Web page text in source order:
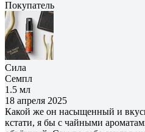
Покупатель
Сила
Семпл
1.5 мл
18 апреля 2025
Какой же он насыщенный и
кстати, я бы с чайными